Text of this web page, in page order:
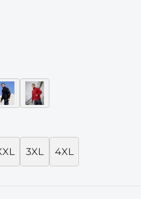
3XL 4XL